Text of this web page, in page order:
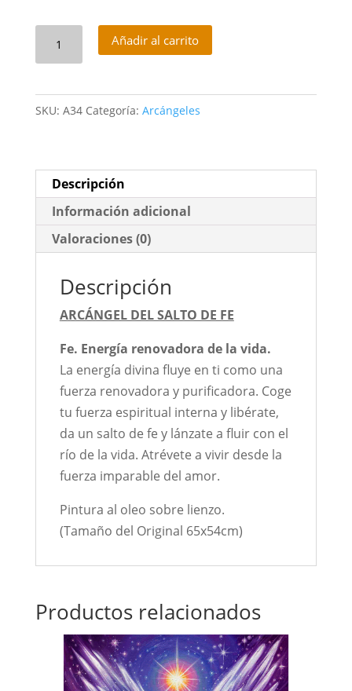
de
Fé
Añadir al carrito
SKU: A34 Categoría: Arcángeles
Descripción
Información adicional
Valoraciones (0)
Descripción
ARCÁNGEL DEL SALTO DE FE
Fe. Energía renovadora de la vida.
La energía divina fluye en ti como una
fuerza renovadora y purificadora. Coge
tu fuerza espiritual interna y libérate,
da un salto de fe y lánzate a fluir con el
río de la vida. Atrévete a vivir desde la
fuerza imparable del amor.
Pintura al oleo sobre lienzo.
(Tamaño del Original 65x54cm)
Productos relacionados